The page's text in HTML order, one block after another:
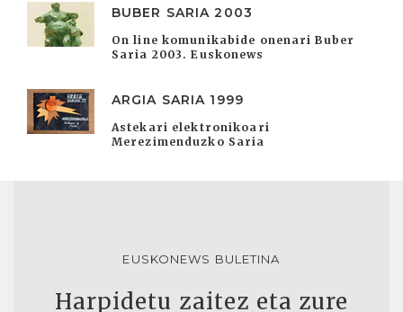
BUBER SARIA 2003
On line komunikabide onenari Buber
Saria 2003. Euskonews
ARGIA SARIA 1999
Astekari elektronikoari
Merezimenduzko Saria
EUSKONEWS BULETINA
Harpidetu zaitez eta zure